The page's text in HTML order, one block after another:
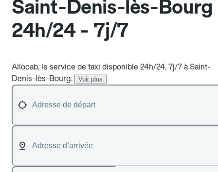
Saint-Denis-lès-Bourg
24h/24 - 7j/7
Allocab, le service de taxi disponible 24h/24, 7j/7 à Saint-
Denis-lès-Bourg.
Voir plus